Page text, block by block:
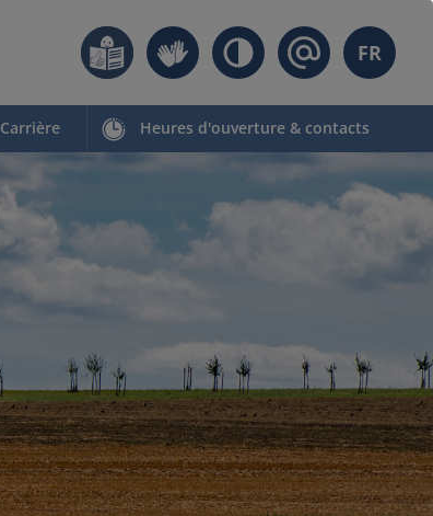
FR
Carrière Heures d'ouverture & contacts